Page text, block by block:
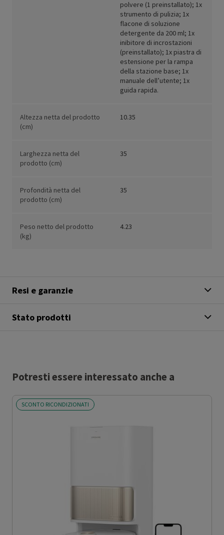
polvere (1 preinstallato); 1x
strumento di pulizia; 1x
flacone di soluzione
detergente da 200 ml; 1x
inibitore di incrostazioni
(preinstallato); 1x piastra di
estensione per la rampa
della stazione base; 1x
manuale dell’utente; 1x
guida rapida.
Altezza netta del prodotto
(cm)
10.35
Larghezza netta del
prodotto (cm)
35
Profondità netta del
prodotto (cm)
35
Peso netto del prodotto
(kg)
4.23
Resi e garanzie
Stato prodotti
Potresti essere interessato anche a
SCONTO RICONDIZIONATI